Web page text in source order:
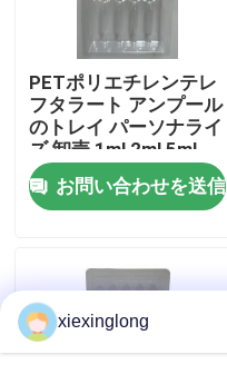
品質管理
連絡 ください
事件
PETポリエチレンテレ
フタラート アンプール
のトレイ パーソナライ
ズ 卸売 1ml 2ml 5ml
10ml 水注射 アンプー
ルのトレイ パーソナラ
イズ
お問い合わせを送信
xiexinglong